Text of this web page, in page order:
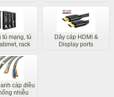
tủ mạng, tủ
rack
Dây cáp HDMI &
Display ports
cáp điều
nhiễu